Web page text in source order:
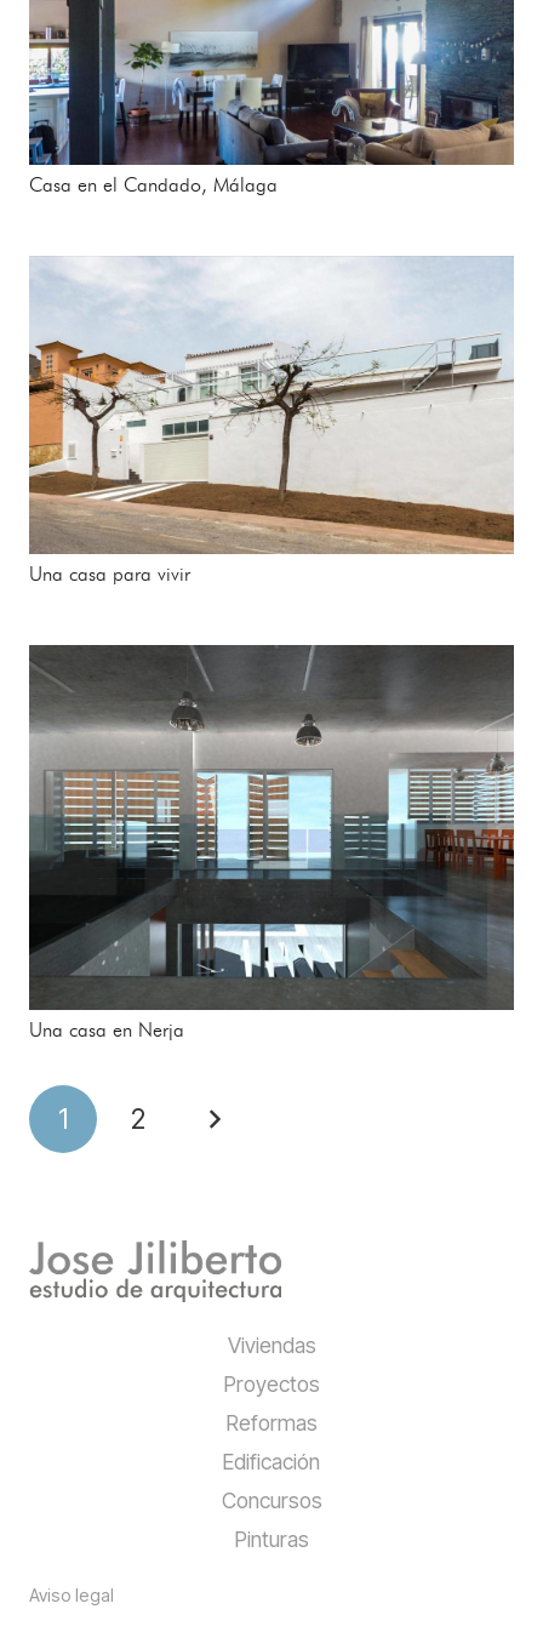
Casa en el Candado, Málaga
Una casa para vivir
Una casa en Nerja
1 2
Viviendas
Proyectos
Reformas
Edificación
Concursos
Pinturas
Aviso legal